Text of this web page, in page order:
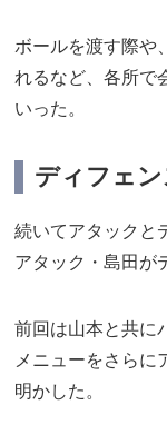
ボールを渡す際や
れるなど、各所で
いった。
ディフェ
続いてアタックと
アタック・島田が
前回は山本と共に
メニューをさらに
明かした。